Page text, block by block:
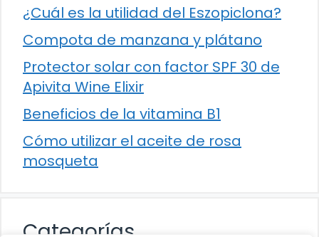
¿Cuál es la utilidad del Eszopiclona?
Compota de manzana y plátano
Protector solar con factor SPF 30 de
Apivita Wine Elixir
Beneficios de la vitamina B1
Cómo utilizar el aceite de rosa
mosqueta